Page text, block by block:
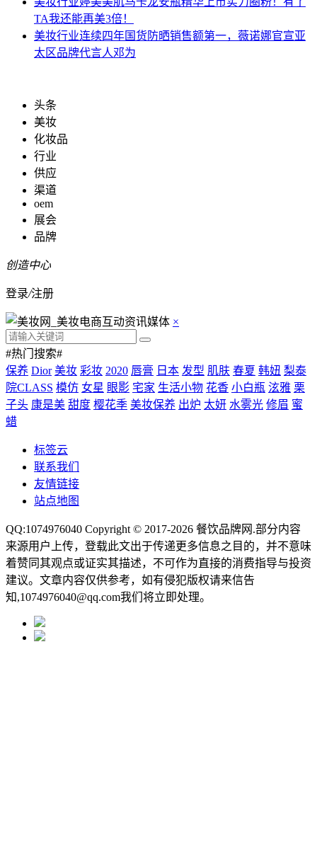
TA我还能再美3倍！
美妆行业连续四年国货防晒销售额第一，薇诺娜官宣亚
太区品牌代言人邓为
头条
美妆
化妆品
行业
供应
渠道
oem
展会
品牌
创造中心
登录/注册
×
#热门搜索#
保养 Dior 美妆 彩妆 2020 唇膏 日本 发型 肌肤 春夏 韩妞 梨泰
院CLASS 模仿 女星 眼影 宅家 生活小物 花香 小白瓶 泫雅 栗
子头 康是美 甜度 樱花季 美妆保养 出炉 太妍 水雾光 修眉 蜜
蜡
标签云
联系我们
友情链接
站点地图
QQ:1074976040 Copyright © 2017-2026 餐饮品牌网 .部分内容
来源用户上传，登载此文出于传递更多信息之目的，并不意味
着赞同其观点或证实其描述，不可作为直接的消费指导与投资
建议。文章内容仅供参考，如有侵犯版权请来信告
知,1074976040@qq.com我们将立即处理。